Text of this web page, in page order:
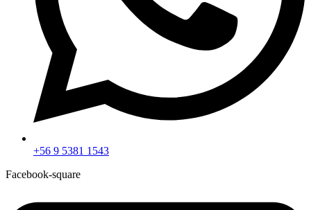
+56 9 5381 1543
Facebook-square